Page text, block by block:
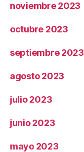
noviembre 2023
octubre 2023
septiembre 2023
agosto 2023
julio 2023
junio 2023
mayo 2023